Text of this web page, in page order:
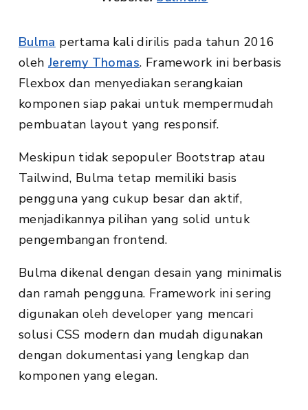
Bulma pertama kali dirilis pada tahun 2016
oleh Jeremy Thomas. Framework ini berbasis
Flexbox dan menyediakan serangkaian
komponen siap pakai untuk mempermudah
pembuatan layout yang responsif.
Meskipun tidak sepopuler Bootstrap atau
Tailwind, Bulma tetap memiliki basis
pengguna yang cukup besar dan aktif,
menjadikannya pilihan yang solid untuk
pengembangan frontend.
Bulma dikenal dengan desain yang minimalis
dan ramah pengguna. Framework ini sering
digunakan oleh developer yang mencari
solusi CSS modern dan mudah digunakan
dengan dokumentasi yang lengkap dan
komponen yang elegan.